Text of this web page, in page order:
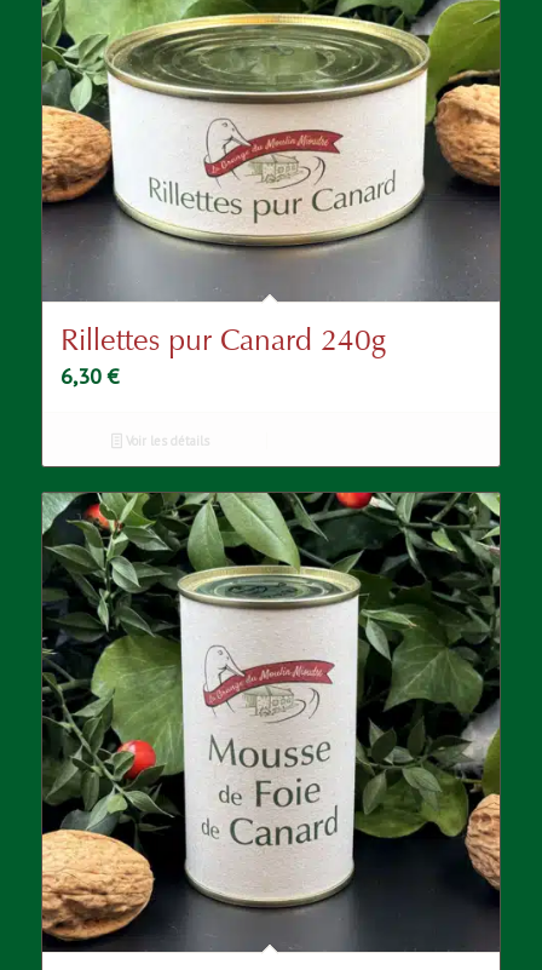
Rillettes pur Canard 240g
6,30€
Voir les détails